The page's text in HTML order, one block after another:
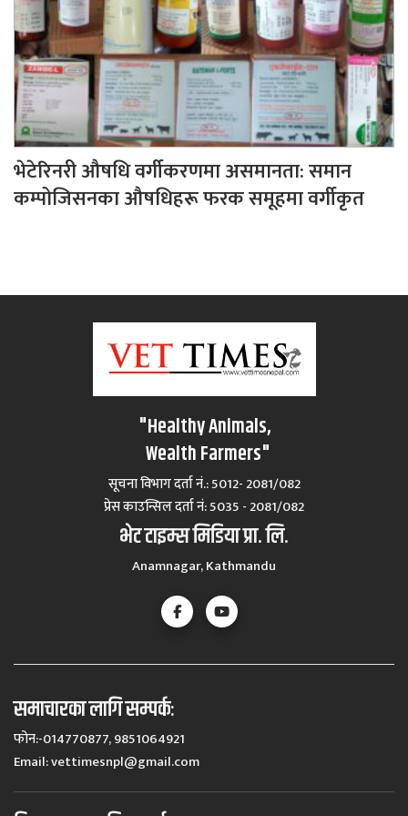
भेटेरिनरी औषधि वर्गीकरणमा असमानता: समान
कम्पोजिसनका औषधिहरू फरक समूहमा वर्गीकृत
"Healthy Animals,
Wealth Farmers"
सूचना विभाग दर्ता नं.: 5012- 2081/082
प्रेस काउन्सिल दर्ता नं‍: 5035 - 2081/082
भेट टाइम्स मिडिया प्रा. लि.
Anamnagar, Kathmandu
समाचारका लागि सम्पर्कः
फोन:-014770877, 9851064921
Email:vettimesnpl@gmail.com